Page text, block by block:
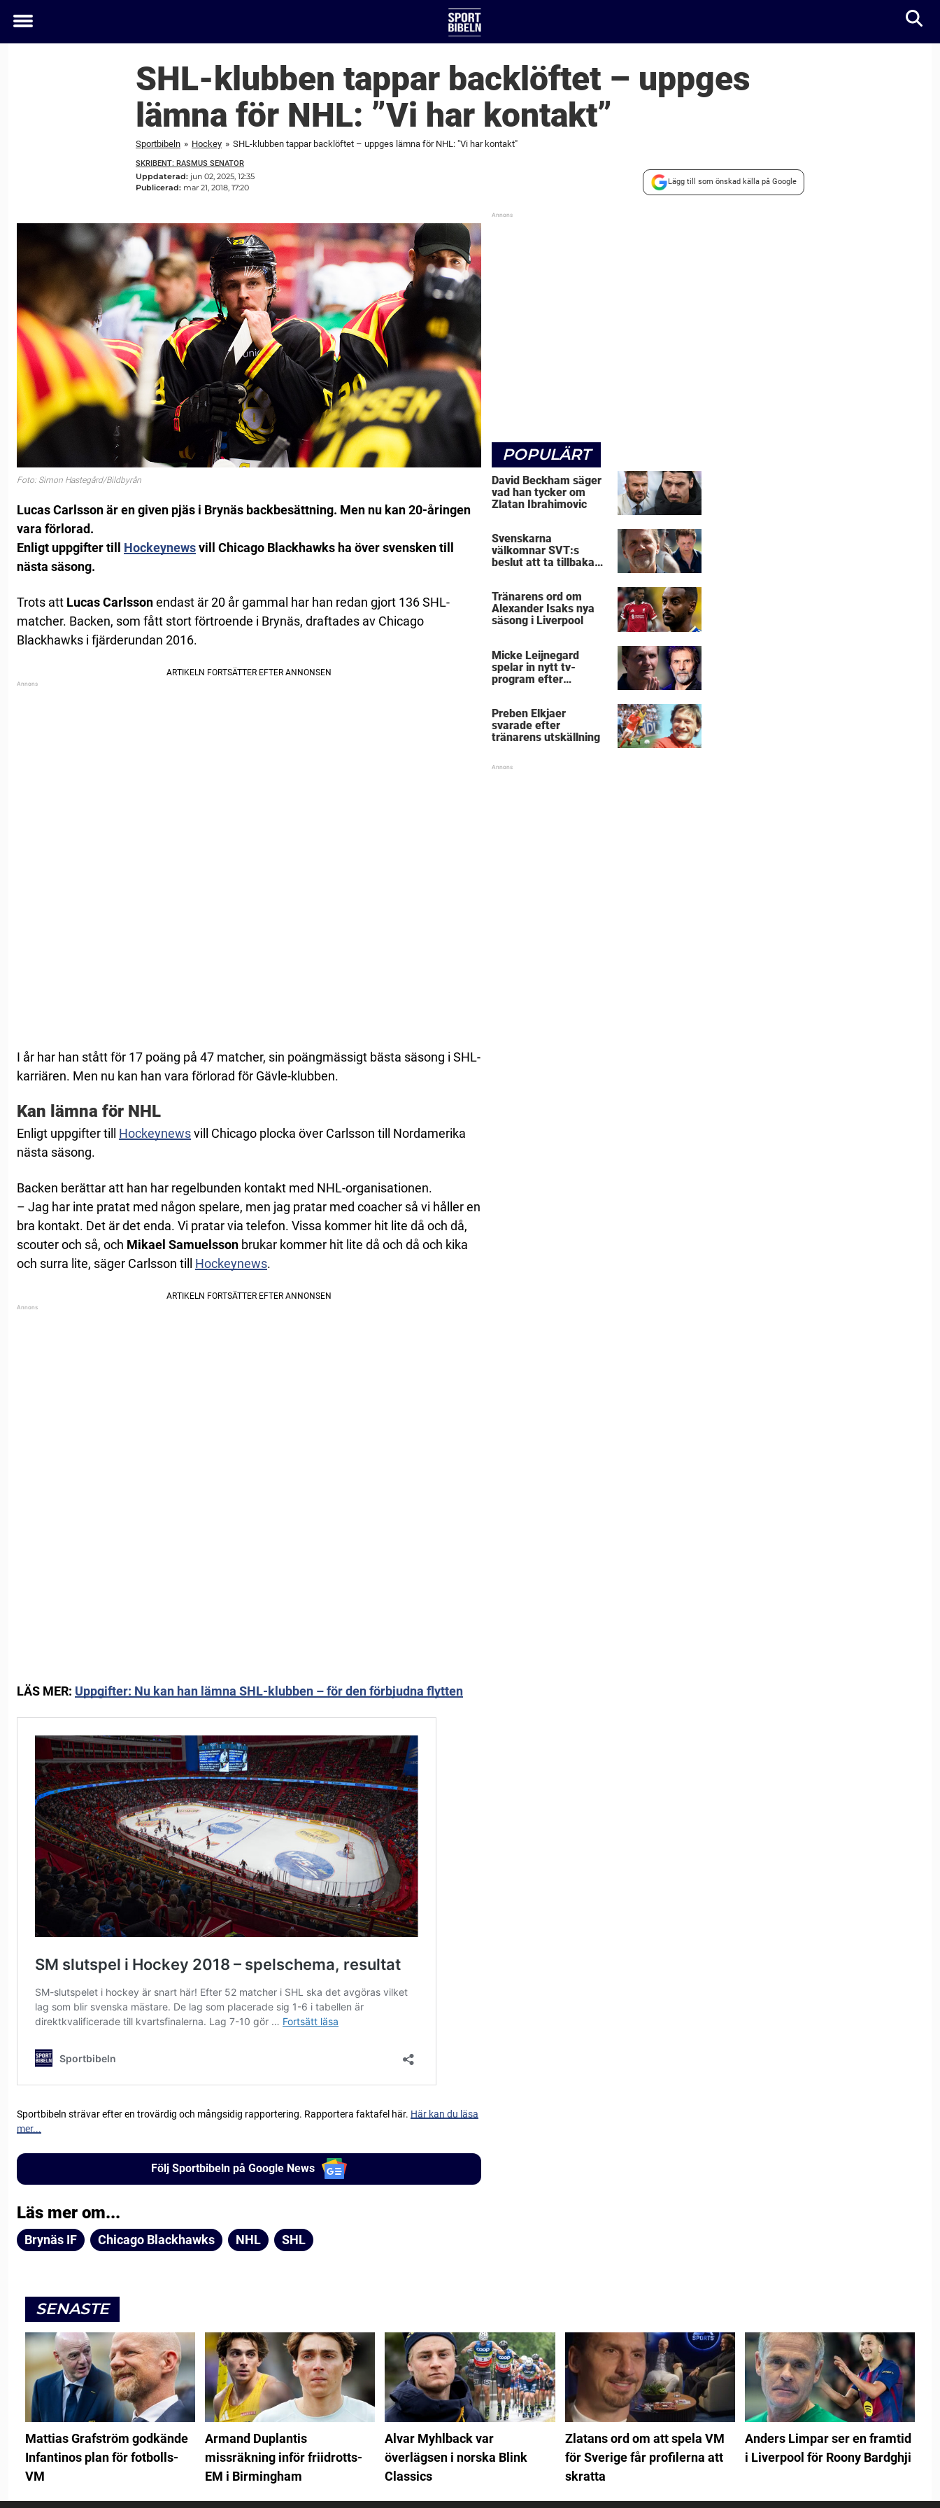
Toggle
SHL-klubben tappar backlöftet – uppges
lämna för NHL: ”Vi har kontakt”
Sportbibeln » Hockey » SHL-klubben tappar backlöftet – uppges lämna för NHL: "Vi har kontakt"
SKRIBENT: RASMUS SENATOR
Uppdaterad: jun 02, 2025, 12:35
Publicerad: mar 21, 2018, 17:20
Lägg till som önskad källa på Google
Foto: Simon Hastegård/Bildbyrån
Lucas Carlsson är en given pjäs i Brynäs backbesättning. Men nu kan 20-åringen
vara förlorad.
Enligt uppgifter till Hockeynewsvill Chicago Blackhawks ha över svensken till
nästa säsong.
Trots att Lucas Carlssonendast är 20 år gammal har han redan gjort 136 SHL-
matcher. Backen, som fått stort förtroende i Brynäs, draftades av Chicago
Blackhawks i fjärderundan 2016.
I år har han stått för 17 poäng på 47 matcher, sin poängmässigt bästa säsong i SHL-
karriären. Men nu kan han vara förlorad för Gävle-klubben.
Kan lämna för NHL
Enligt uppgifter till Hockeynewsvill Chicago plocka över Carlsson till Nordamerika
nästa säsong.
Backen berättar att han har regelbunden kontakt med NHL-organisationen.
– Jag har inte pratat med någon spelare, men jag pratar med coacher så vi håller en
bra kontakt. Det är det enda. Vi pratar via telefon. Vissa kommer hit lite då och då,
scouter och så, och Mikael Samuelsson brukar kommer hit lite då och då och kika
och surra lite, säger Carlsson till Hockeynews.
LÄS MER: Uppgifter: Nu kan han lämna SHL-klubben – för den förbjudna flytten
Sportbibeln strävar efter en trovärdig och mångsidig rapportering. Rapportera faktafel här. Här kan du läsa
mer...
Följ Sportbibeln på Google News
POPULÄRT
David Beckham säger
vad han tycker om
Zlatan Ibrahimovic
Svenskarna
välkomnar SVT:s
beslut att ta tillbaka
Tränarens ord om
Alexander Isaks nya
säsong i Liverpool
Micke Leijnegard
spelar in nytt tv-
program efter
Preben Elkjaer
svarade efter
tränarens utskällning
Läs mer om...
Brynäs IF Chicago Blackhawks NHL SHL
SENASTE
Mattias Grafström godkände
Infantinos plan för fotbolls-
VM
Armand Duplantis
missräkning inför friidrotts-
EM i Birmingham
Alvar Myhlback var
överlägsen i norska Blink
Classics
Zlatans ord om att spela VM
för Sverige får profilerna att
skratta
Anders Limpar ser en framtid
i Liverpool för Roony Bardghji